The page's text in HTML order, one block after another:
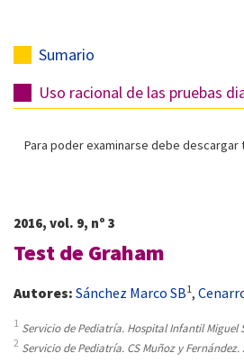
Sumario
Uso racional de las pruebas
Para poder examinarse debe
2016, vol. 9, nº 3
Test de Graham
Autores: Sánchez Marco SB1,
1 Servicio de Pediatría. Hospital Infantil Miguel
2 Servicio de Pediatría. CS Muñoz y